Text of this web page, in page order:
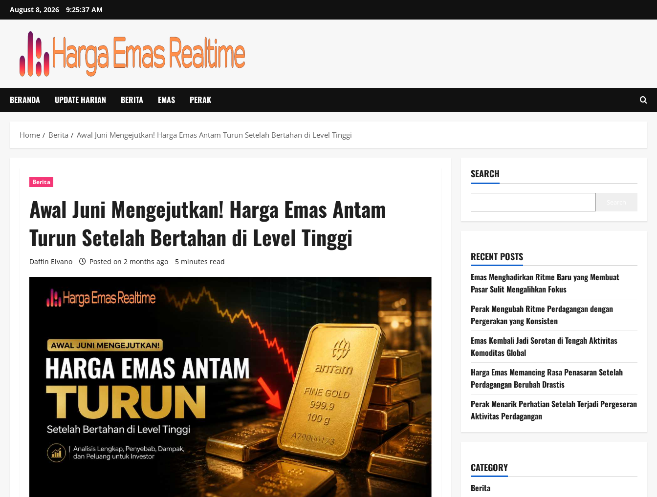
Skip
to
August 8, 2026 9:25:38 AM
BERANDA UPDATE HARIAN BERITA EMAS PERAK
Home Berita Awal Juni Mengejutkan! Harga Emas Antam Turun Setelah Bertahan di Level Tinggi
Berita
Awal Juni Mengejutkan! Harga Emas Antam
Turun Setelah Bertahan di Level Tinggi
Daffin Elvano Posted on 2 months ago 5 minutes read
SEARCH
RECENT POSTS
Emas Menghadirkan Ritme Baru yang Membuat
Pasar Sulit Mengalihkan Fokus
Perak Mengubah Ritme Perdagangan dengan
Pergerakan yang Konsisten
Emas Kembali Jadi Sorotan di Tengah Aktivitas
Komoditas Global
Harga Emas Memancing Rasa Penasaran Setelah
Perdagangan Berubah Drastis
Perak Menarik Perhatian Setelah Terjadi Pergeseran
Aktivitas Perdagangan
CATEGORY
Berita